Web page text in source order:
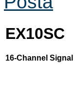
EX10SC
16-Channel